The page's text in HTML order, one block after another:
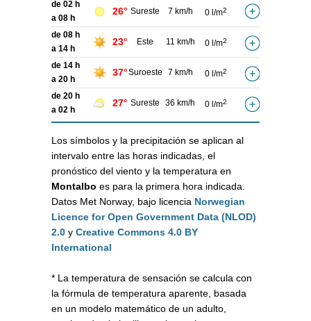
de 02 h
a 08 h
26° Sureste 7 km/h 0 l/m2
de 08 h
a 14 h
23° Este 11 km/h 0 l/m2
de 14 h
a 20 h
37°Suroeste 7 km/h 0 l/m2
de 20 h
a 02 h
27° Sureste 36 km/h 0 l/m2
Los símbolos y la precipitación se aplican al
intervalo entre las horas indicadas, el
pronóstico del viento y la temperatura en
Montalbo es para la primera hora indicada.
Datos Met Norway, bajo licencia Norwegian
Licence for Open Government Data (NLOD)
2.0 y Creative Commons 4.0 BY
International
* La temperatura de sensación se calcula con
la fórmula de temperatura aparente, basada
en un modelo matemático de un adulto,